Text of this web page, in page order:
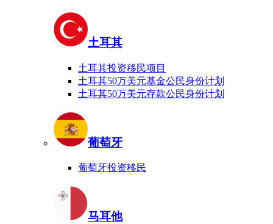
土耳其
土耳其投资移民项目
土耳其50万美元基金公民身份计划
土耳其50万美元存款公民身份计划
葡萄牙
葡萄牙投资移民
马耳他